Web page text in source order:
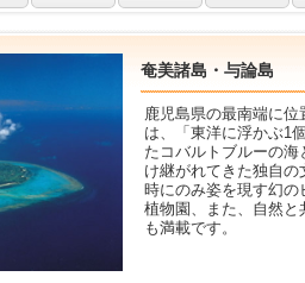
奄美諸島・与論島
鹿児島県の最南端に
は、「東洋に浮かぶ1
たコバルトブルーの
け継がれてきた独自
時にのみ姿を現す幻
植物園、また、自然
も満載です。